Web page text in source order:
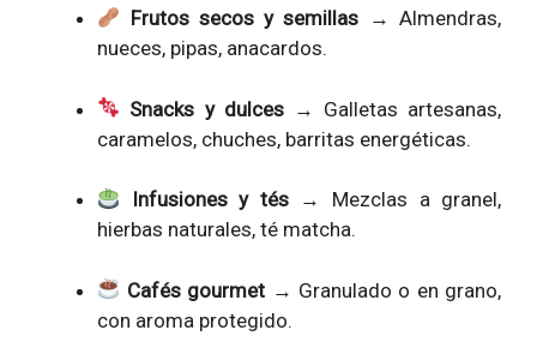
Frutos secos y semillas → Almendras,
nueces, pipas, anacardos.
Snacks y dulces→ Galletas artesanas,
caramelos, chuches, barritas energéticas.
Infusiones y tés→ Mezclas a granel,
hierbas naturales, té matcha.
Cafés gourmet → Granulado o en grano,
con aroma protegido.